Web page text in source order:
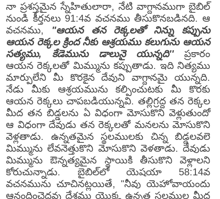
నా ప్రశస్తమైన స్నేహితులారా, నేటి వాగ్దానముగా బైబిల్
నుండి కీర్తనలు 91:4వ వచనము తీసుకొనబడినది. ఆ
వచనము, "ఆయన తన రెక్కలతో నిన్ను కప్పును
ఆయన రెక్కల క్రింద నీకు ఆశ్రయము కలుగును ఆయన
సత్యము, కేడెమును డాలునై యున్నది''ప్రకారం
ఆయన రెక్కలతో మిమ్మును కప్పుతాడు. ఇది నిత్యము
మార్పులేని మీ కొరకైన దేవుని వాగ్దానమై యున్నది.
నేడు మీకు ఆశ్రయమును కల్పించుటకు మీ కొరకు
ఆయన రెక్కలు చాపబడియున్నవి. తల్లిగ్రద్ద తన రెక్కల
మీద తన బిడ్డలను ఏ విధంగా మోసుకొని వెళ్లుతుందో
ఆ విధంగా దేవుడు తన రెక్కలతో మనలను మోసుకొని
వెళ్లతాడు. ఉన్నతమైన స్థలములకు చిన్న బిడ్డలవలె
మిమ్మును లేవనెత్తుకొని మోసుకొని వెళతాడు. దేవుడు
మిమ్మును ఔన్నత్యమైన స్థాయికి తీసుకొని వెళ్లాలని
కోరుచున్నాడు. బైబిల్‌లో యెషయా 58:14వ
వచనమును చూచినట్లయితే, "నీవు యెహోవాయందు
ఆనందించెదవు దేశము యొక్క ఉన్నత స్థలముల మీద